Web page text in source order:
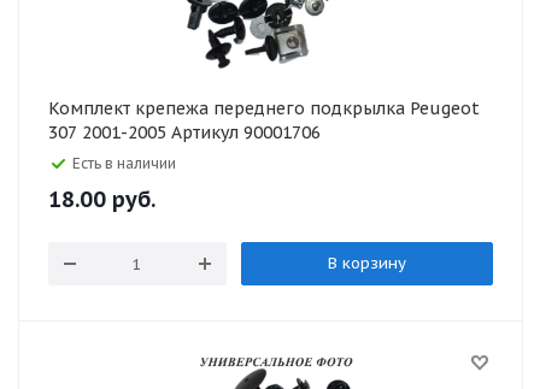
Комплект крепежа переднего подкрылка Peugeot
307 2001-2005 Артикул 90001706
Есть в наличии
18.00 руб.
В корзину